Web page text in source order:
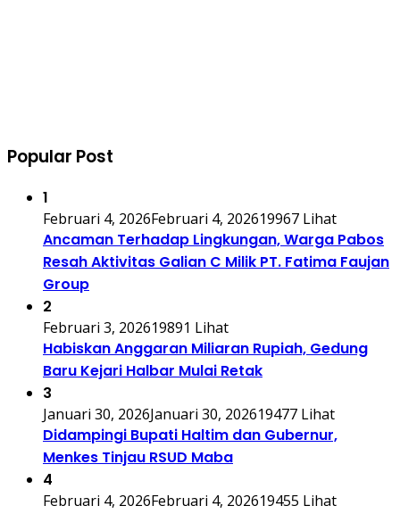
Popular Post
1
Februari 4, 2026Februari 4, 202619967 Lihat
Ancaman Terhadap Lingkungan, Warga Pabos
Resah Aktivitas Galian C Milik PT. Fatima Faujan
Group
2
Februari 3, 202619891 Lihat
Habiskan Anggaran Miliaran Rupiah, Gedung
Baru Kejari Halbar Mulai Retak
3
Januari 30, 2026Januari 30, 202619477 Lihat
Didampingi Bupati Haltim dan Gubernur,
Menkes Tinjau RSUD Maba
4
Februari 4, 2026Februari 4, 202619455 Lihat